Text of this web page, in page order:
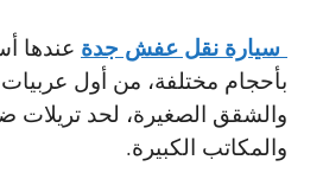
سيارة نقل عفش جدة عندها
بأحجام مختلفة، من أول
والشقق الصغيرة، لحد تريلات
والمكاتب الكبيرة.